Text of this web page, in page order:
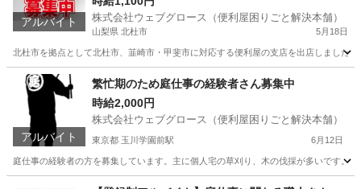
アルバイト 株式会社ウェブグロース（便利屋困りごと解決本舗）
山梨県 北杜市 5月18日
北杜市を拠点として北杜市、韮崎市・甲斐市に対応する便利屋の支店を出店しまし
山梨 北杜市 その他 スポット
アルバイト
繁忙期のため庭仕事の経験者さん募集中
時給2,000円
株式会社ウェブグロース（便利屋困りごと解決本舗）
東京都 玉川学園前駅 6月12日
庭仕事の経験者の方を募集しています。主に個人宅の草刈り、木の伐採が多いです。
玉川学園前駅 その他 時給